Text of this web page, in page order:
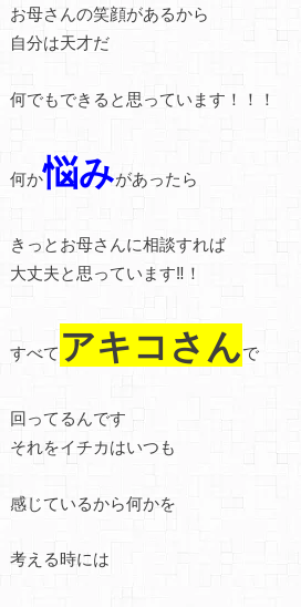
お母さんの笑顔があるから
自分は天才だ
何でもできると思っています！！！
何か悩みがあったら
きっとお母さんに相談すれば
大丈夫と思っています‼！
すべて アキコさんで
回ってるんです
それをイチカはいつも
感じているから何かを
考える時には